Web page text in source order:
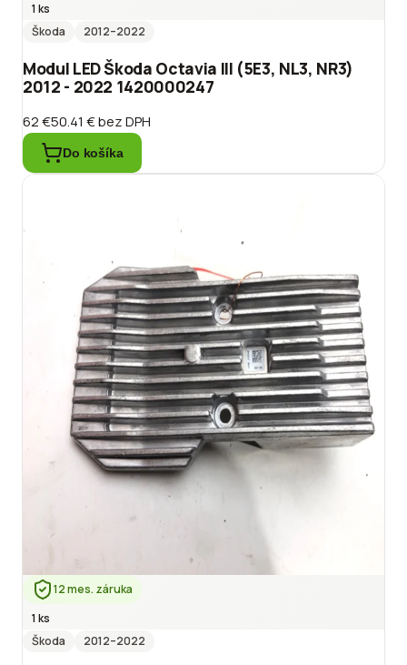
1 ks
Škoda
2012–2022
Modul LED Škoda Octavia III (5E3, NL3, NR3)
2012 - 2022 1420000247
62 €50.41 €bez DPH
Do košíka
12 mes. záruka
1 ks
Škoda
2012–2022